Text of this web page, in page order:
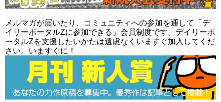
メルマガが届いたり、コミュニティへの参加を通して「デ
イリーポータルZに参加できる」会員制度です。デイリーポ
ータルZを支援したいかたは遠慮なくいますぐ加入してくだ
さい。いますぐに！